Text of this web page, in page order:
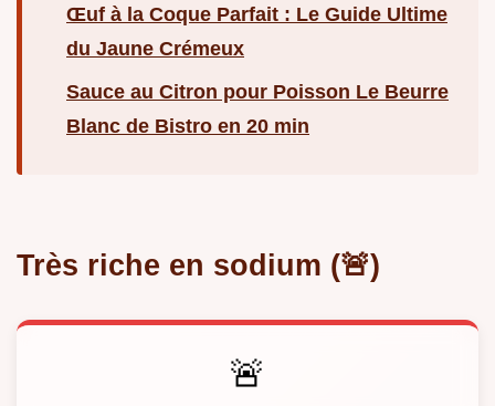
Œuf à la Coque Parfait : Le Guide Ultime
du Jaune Crémeux
Sauce au Citron pour Poisson Le Beurre
Blanc de Bistro en 20 min
Très riche en sodium (🚨)
🚨